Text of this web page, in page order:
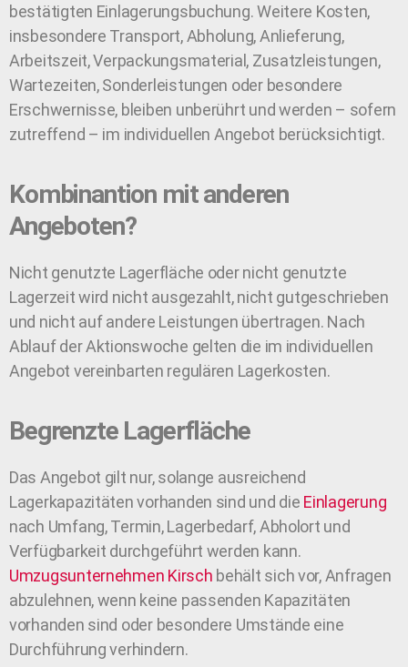
bestätigten Einlagerungsbuchung. Weitere Kosten,
insbesondere Transport, Abholung, Anlieferung,
Arbeitszeit, Verpackungsmaterial, Zusatzleistungen,
Wartezeiten, Sonderleistungen oder besondere
Erschwernisse, bleiben unberührt und werden – sofern
zutreffend – im individuellen Angebot berücksichtigt.
Kombinantion mit anderen
Angeboten?
Nicht genutzte Lagerfläche oder nicht genutzte
Lagerzeit wird nicht ausgezahlt, nicht gutgeschrieben
und nicht auf andere Leistungen übertragen. Nach
Ablauf der Aktionswoche gelten die im individuellen
Angebot vereinbarten regulären Lagerkosten.
Begrenzte Lagerfläche
Das Angebot gilt nur, solange ausreichend
Lagerkapazitäten vorhanden sind und die Einlagerung
nach Umfang, Termin, Lagerbedarf, Abholort und
Verfügbarkeit durchgeführt werden kann.
Umzugsunternehmen Kirsch behält sich vor, Anfragen
abzulehnen, wenn keine passenden Kapazitäten
vorhanden sind oder besondere Umstände eine
Durchführung verhindern.